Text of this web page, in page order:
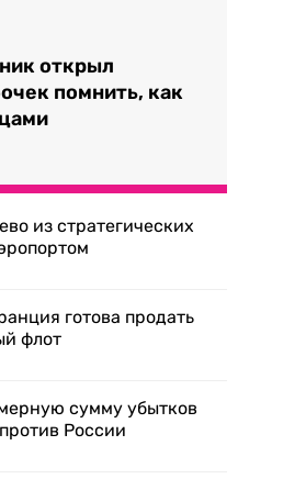
открыл
помнить, как
из стратегических
готова продать
флот
сумму убытков
России